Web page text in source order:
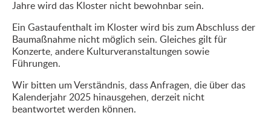
Jahre wird das Kloster nicht bewohnbar sein.
Ein Gastaufenthalt im Kloster wird bis zum Abschluss der
Baumaßnahme nicht möglich sein. Gleiches gilt für
Konzerte, andere Kulturveranstaltungen sowie
Führungen.
Wir bitten um Verständnis, dass Anfragen, die über das
Kalenderjahr 2025 hinausgehen, derzeit nicht
beantwortet werden können.